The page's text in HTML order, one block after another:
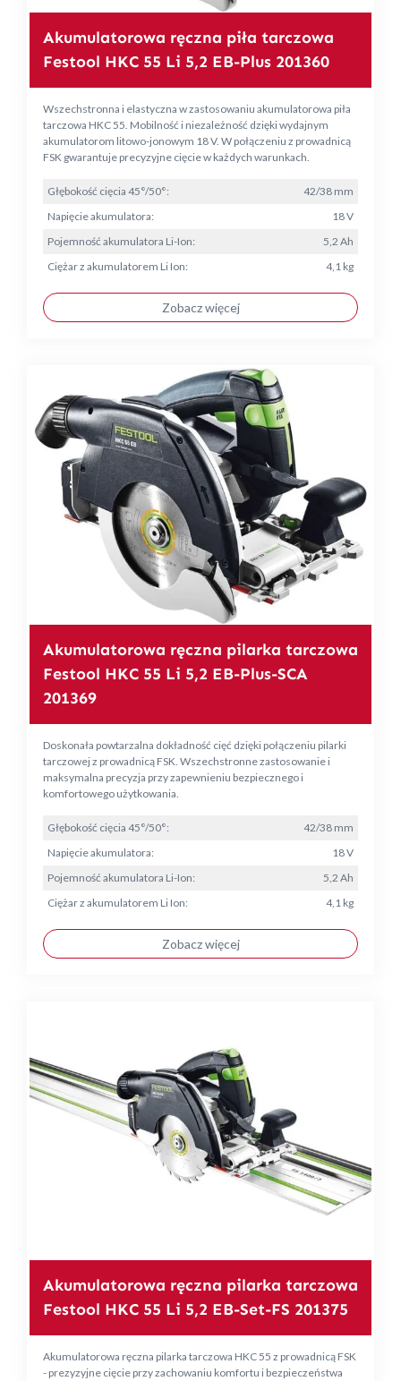
Akumulatorowa ręczna piła tarczowa
Festool HKC 55 Li 5,2 EB-Plus 201360
Wszechstronna i elastyczna w zastosowaniu akumulatorowa piła
tarczowa HKC 55. Mobilność i niezależność dzięki wydajnym
akumulatorom litowo-jonowym 18 V. W połączeniu z prowadnicą
FSK gwarantuje precyzyjne cięcie w każdych warunkach.
Głębokość cięcia 45°/50°:
42/38 mm
Napięcie akumulatora:
18 V
Pojemność akumulatora Li-Ion:
5,2 Ah
Ciężar z akumulatorem Li Ion:
4,1 kg
Zobacz więcej
Akumulatorowa ręczna pilarka tarczowa
Festool HKC 55 Li 5,2 EB-Plus-SCA
201369
Doskonała powtarzalna dokładność cięć dzięki połączeniu pilarki
tarczowej z prowadnicą FSK. Wszechstronne zastosowanie i
maksymalna precyzja przy zapewnieniu bezpiecznego i
komfortowego użytkowania.
Głębokość cięcia 45°/50°:
42/38 mm
Napięcie akumulatora:
18 V
Pojemność akumulatora Li-Ion:
5,2 Ah
Ciężar z akumulatorem Li Ion:
4,1 kg
Zobacz więcej
Akumulatorowa ręczna pilarka tarczowa
Festool HKC 55 Li 5,2 EB-Set-FS 201375
Akumulatorowa ręczna pilarka tarczowa HKC 55 z prowadnicą FSK
- prezyzyjne cięcie przy zachowaniu komfortu i bezpieczeństwa